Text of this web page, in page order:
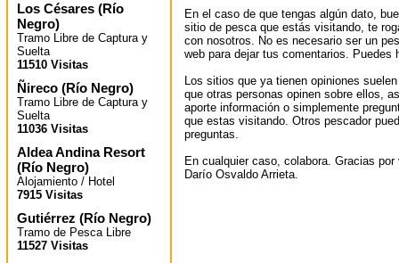
Los Césares (Río
Negro)
Tramo Libre de Captura y
Suelta
11510 Visitas
Ñireco (Río Negro)
Tramo Libre de Captura y
Suelta
11036 Visitas
Aldea Andina Resort
(Río Negro)
Alojamiento / Hotel
7915 Visitas
Gutiérrez (Río Negro)
Tramo de Pesca Libre
11527 Visitas
En el caso de que tengas algún dato,
sitio de pesca que estás visitando, te
con nosotros. No es necesario ser un
web para dejar tus comentarios. Puedes
Los sitios que ya tienen opiniones
que otras personas opinen sobre ellos,
aporte información o simplemente
que estas visitando. Otros pescador
preguntas.
En cualquier caso, colabora. Gracias
Darío Osvaldo Arrieta.